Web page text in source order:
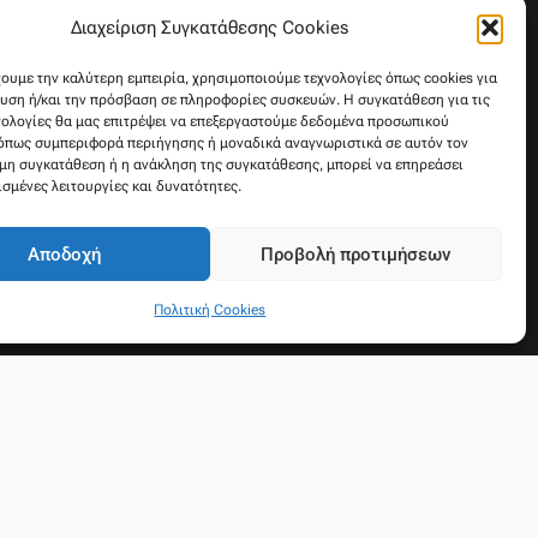
Διαχείριση Συγκατάθεσης Cookies
την καλύτερη εμπειρία, χρησιμοποιούμε τεχνολογίες όπως cookies για
ή/και την πρόσβαση σε πληροφορίες συσκευών. Η συγκατάθεση για τις
θα μας επιτρέψει να επεξεργαστούμε δεδομένα προσωπικού
συμπεριφορά περιήγησης ή μοναδικά αναγνωριστικά σε αυτόν τον
συγκατάθεση ή η ανάκληση της συγκατάθεσης, μπορεί να επηρεάσει
λειτουργίες και δυνατότητες.
Αποδοχή Προβολή προτιμήσεων
Πολιτική Cookies
u
t
u
b
e